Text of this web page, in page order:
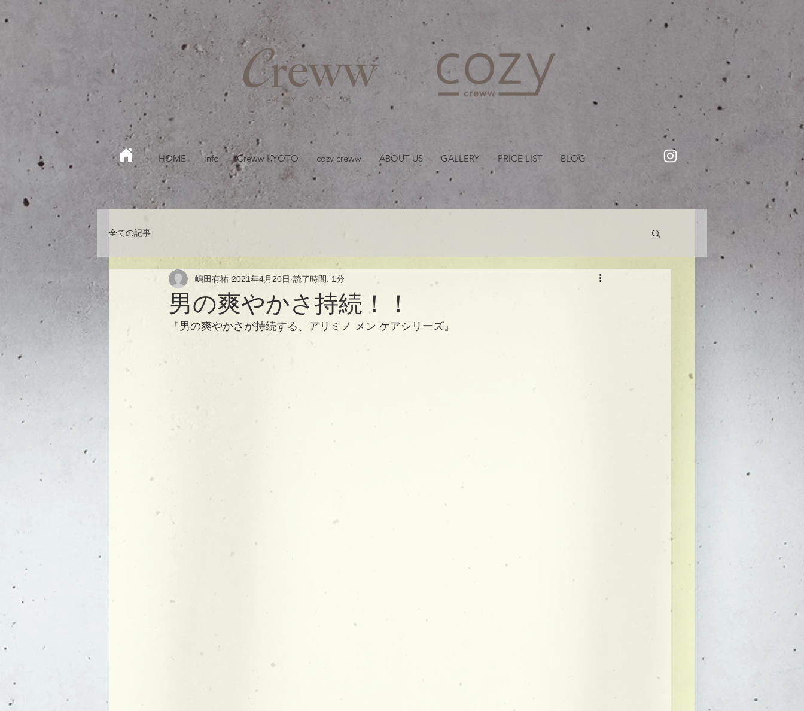
京都・四条 烏丸の美容室・美容院【Creww KYOTO (クルー)】【cozy creww(コージークルー)】 京都市 ヘアサロン​
HOME info Creww KYOTO cozy creww ABOUT US GALLERY PRICE LIST BLOG
全ての記事
男の爽やかさ持続！！
嶋田有祐 2021年4月20日 読了時間: 1分
『男の爽やかさが持続する、アリミノ メン ケアシリーズ』